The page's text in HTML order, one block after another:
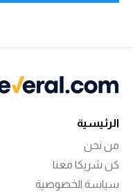
الرئيسية
من نحن
كن شريكا معنا
سياسة الخصوصية